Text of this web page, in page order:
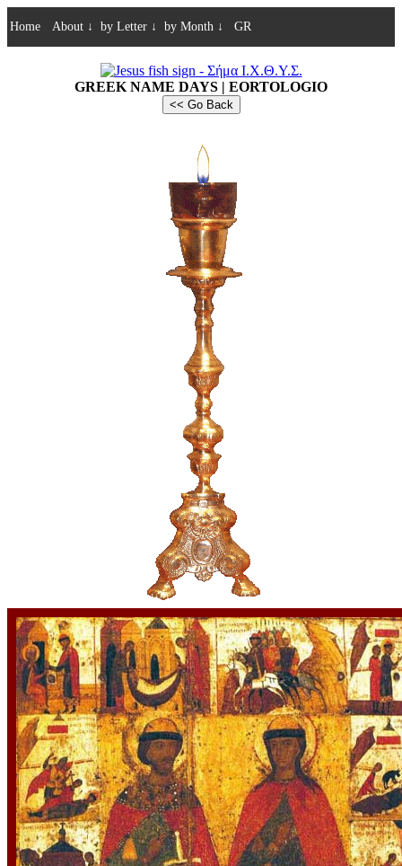
Home About ↓ by Letter ↓ by Month ↓ GR
GREEK NAME DAYS | EORTOLOGIO
<< Go Back